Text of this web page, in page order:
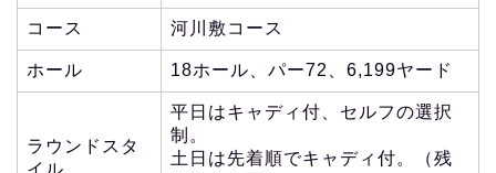
コース 河川敷コース
ホール 18ホール、パー72、6,199ヤード
ラウンドスタ
イル
平日はキャディ付、セルフの選択
制。
土日は先着順でキャディ付。（残